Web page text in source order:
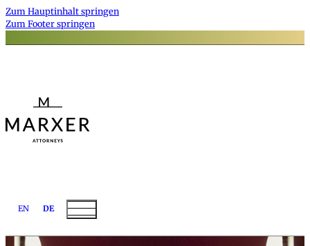
Zum Hauptinhalt springen
Zum Footer springen
EN DE